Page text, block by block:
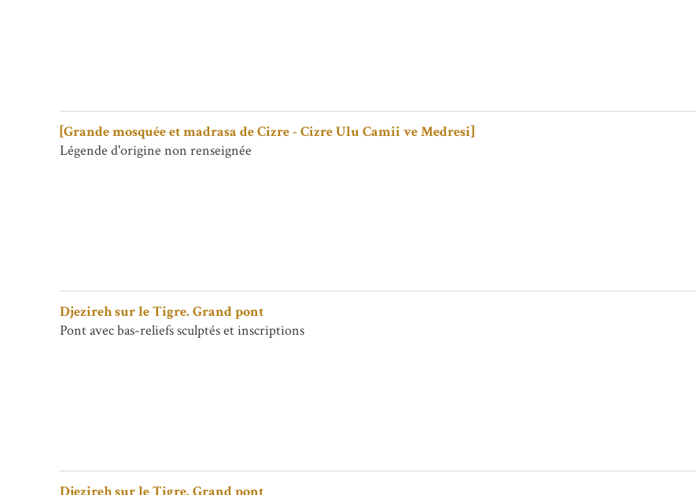
[Grande mosquée et madrasa de Cizre - Cizre Ulu Camii ve Medresi]
Légende d'origine non renseignée
Djezireh sur le Tigre. Grand pont
Pont avec bas-reliefs sculptés et inscriptions
Djezireh sur le Tigre. Grand pont